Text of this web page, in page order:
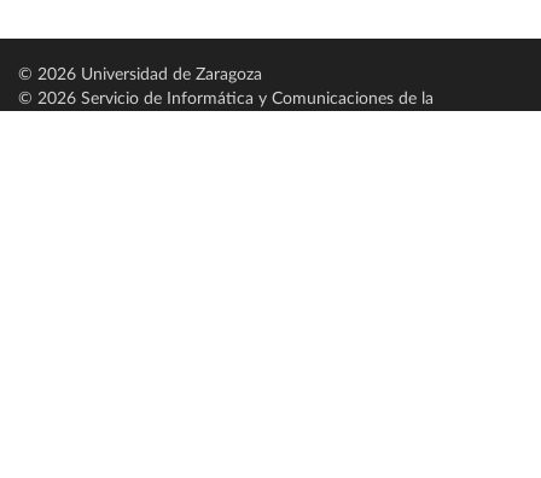
© 2026 Universidad de Zaragoza
© 2026 Servicio de Informática y Comunicaciones de la